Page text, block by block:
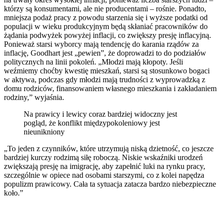
którzy są konsumentami, ale nie producentami – rośnie. Ponadto,
mniejsza podaż pracy z powodu starzenia się i wyższe podatki od
populacji w wieku produkcyjnym będą skłaniać pracowników do
żądania podwyżek powyżej inflacji, co zwiększy presję inflacyjną.
Ponieważ starsi wyborcy mają tendencję do karania rządów za
inflację, Goodhart jest „pewien”, że doprowadzi to do podziałów
politycznych na linii pokoleń. „Młodzi mają kłopoty. Jeśli
weźmiemy choćby kwestię mieszkań, starsi są stosunkowo bogaci
w aktywa, podczas gdy młodzi mają trudności z wyprowadzką z
domu rodziców, finansowaniem własnego mieszkania i zakładaniem
rodziny,” wyjaśnia.
Na prawicy i lewicy coraz bardziej widoczny jest
pogląd, że konflikt międzypokoleniowy jest
nieunikniony
„To jeden z czynników, które utrzymują niską dzietność, co jeszcze
bardziej kurczy rodzimą siłę roboczą. Niskie wskaźniki urodzeń
zwiększają presję na imigrację, aby zapełnić luki na rynku pracy,
szczególnie w opiece nad osobami starszymi, co z kolei napędza
populizm prawicowy. Cała ta sytuacja zatacza bardzo niebezpieczne
koło.”